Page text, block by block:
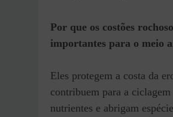
Por que os costões
importantes para o meio
Eles protegem a costa da
contribuem para a ciclagem
nutrientes e abrigam